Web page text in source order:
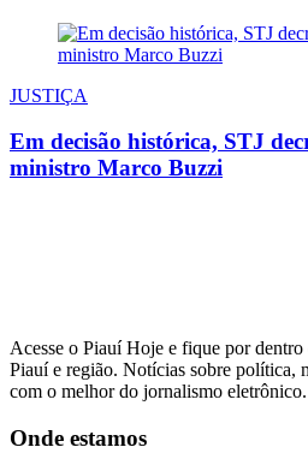
JUSTIÇA
Em decisão histórica, STJ
ministro Marco Buzzi
Acesse o Piauí Hoje e fique por
Piauí e região. Notícias sobre política,
com o melhor do jornalismo eletrônico.
Onde estamos